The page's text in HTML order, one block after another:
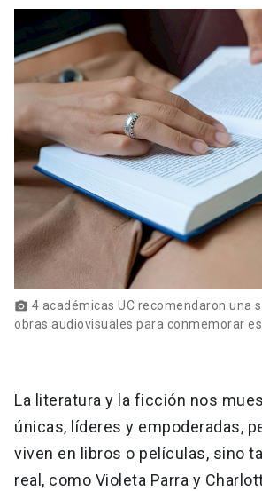
Padres y familia
Vecinos launch
Correo UC launch
Mi Portal UC
Biblioteca launch
Donaciones launch
photo_camera 4 académicas UC recomendaron una
obras audiovisuales para conmemorar
La literatura y la ficción nos
únicas, líderes y empoderadas,
viven en libros o películas, sino
real, como Violeta Parra y